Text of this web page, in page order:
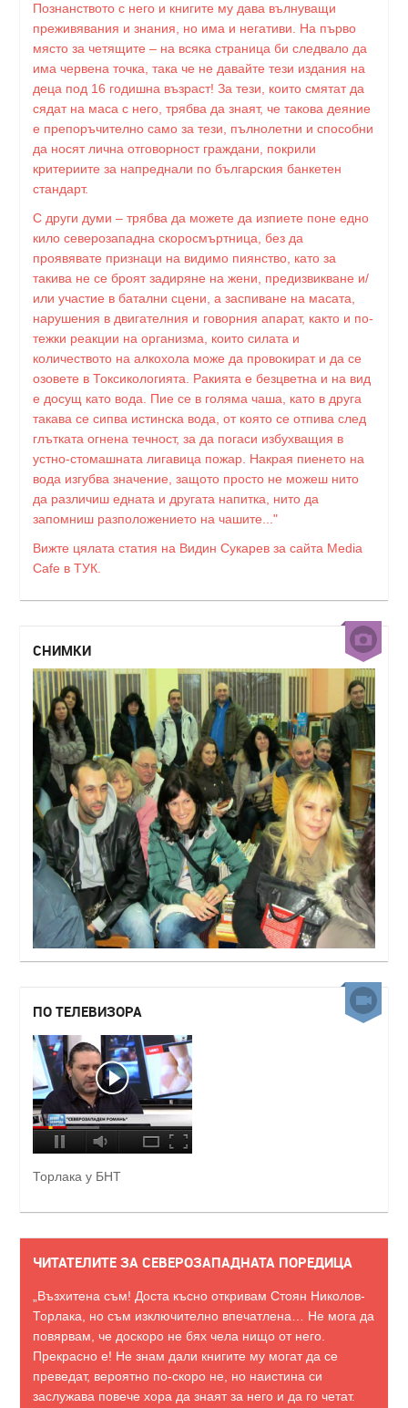
Познанството с него и книгите му дава вълнуващи
преживявания и знания, но има и негативи. На първо
място за четящите – на всяка страница би следвало да
има червена точка, така че не давайте тези издания на
деца под 16 годишна възраст! За тези, които смятат да
сядат на маса с него, трябва да знаят, че такова деяние
е препоръчително само за тези, пълнолетни и способни
да носят лична отговорност граждани, покрили
критериите за напреднали по българския банкетен
стандарт.
С други думи – трябва да можете да изпиете поне едно
кило северозападна скоросмъртница, без да
проявявате признаци на видимо пиянство, като за
такива не се броят задиряне на жени, предизвикване и/
или участие в батални сцени, а заспиване на масата,
нарушения в двигателния и говорния апарат, както и по-
тежки реакции на организма, които силата и
количеството на алкохола може да провокират и да се
озовете в Токсикологията. Ракията е безцветна и на вид
е досущ като вода. Пие се в голяма чаша, като в друга
такава се сипва истинска вода, от която се отпива след
глътката огнена течност, за да погаси избухващия в
устно-стомашната лигавица пожар. Накрая пиенето на
вода изгубва значение, защото просто не можеш нито
да различиш едната и другата напитка, нито да
запомниш разположението на чашите..."
Вижте цялата статия на Видин Сукарев за сайта Media
Cafe в ТУК.
СНИМКИ
ПО ТЕЛЕВИЗОРА
Торлака у БНТ
ЧИТАТЕЛИТЕ ЗА СЕВЕРОЗАПАДНАТА ПОРЕДИЦА
„Възхитена съм! Доста късно откривам Стоян Николов-
Торлака, но съм изключително впечатлена… Не мога да
повярвам, че доскоро не бях чела нищо от него.
Прекрасно е! Не знам дали книгите му могат да се
преведат, вероятно по-скоро не, но наистина си
заслужава повече хора да знаят за него и да го четат.